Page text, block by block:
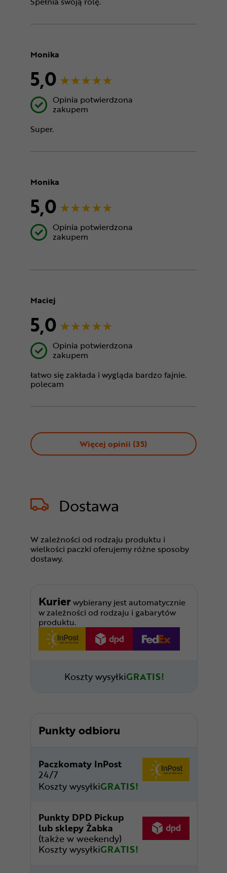
Monika
5,0
Opinia potwierdzona
zakupem
Super.
Monika
5,0
Opinia potwierdzona
zakupem
Maciej
5,0
Opinia potwierdzona
zakupem
łatwo się zakłada i wygląda bardzo fajnie.
polecam
Więcej opinii (35)
Dostawa
W zależności od rodzaju produktu i
wielkości paczki oferujemy różne sposoby
dostawy.
Kurierwybierany jest automatycznie
w zależności od rodzaju i gabarytów
produktu.
Koszty wysyłkiGRATIS!
Punkty odbioru
Paczkomaty InPost
24/7
Koszty wysyłkiGRATIS!
Punkty DPD Pickup
lub sklepy Żabka
(także w weekendy)
Koszty wysyłkiGRATIS!